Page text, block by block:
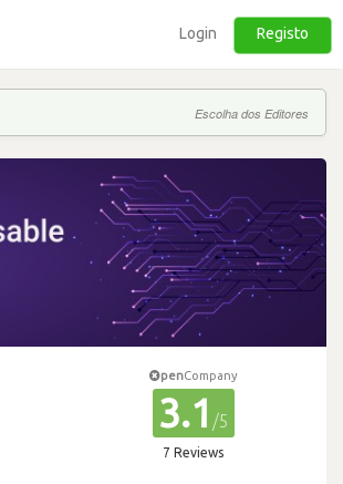
Login Registo
Escolha dos Editores
penCompany
3.1 /5
7 Reviews